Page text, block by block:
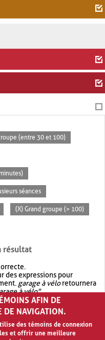
(entre 30 et 100)
séances
(X) Grand groupe (> 100)
résultat
des expressions pour
garage à véloretournera
à vélo".
avec OR.garage OR vélo
quegarage à vélo
AFIN DE
DE NAVIGATION.
des témoins de connexion
et offrir une meilleure